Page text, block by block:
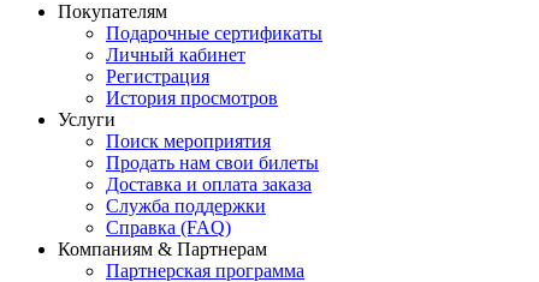
Покупателям
Подарочные сертификаты
Личный кабинет
Регистрация
История просмотров
Услуги
Поиск мероприятия
Продать нам свои билеты
Доставка и оплата заказа
Служба поддержки
Справка (FAQ)
Компаниям & Партнерам
Партнерская программа